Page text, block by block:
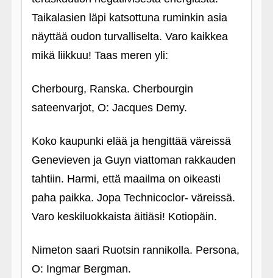
Taikalasien läpi katsottuna ruminkin asia
näyttää oudon turvalliselta. Varo kaikkea
mikä liikkuu! Taas meren yli:
Cherbourg, Ranska. Cherbourgin
sateenvarjot, O: Jacques Demy.
Koko kaupunki elää ja hengittää väreissä
Genevieven ja Guyn viattoman rakkauden
tahtiin. Harmi, että maailma on oikeasti
paha paikka. Jopa Technicoclor- väreissä.
Varo keskiluokkaista äitiäsi! Kotiopäin.
Nimeton saari Ruotsin rannikolla. Persona,
O: Ingmar Bergman.